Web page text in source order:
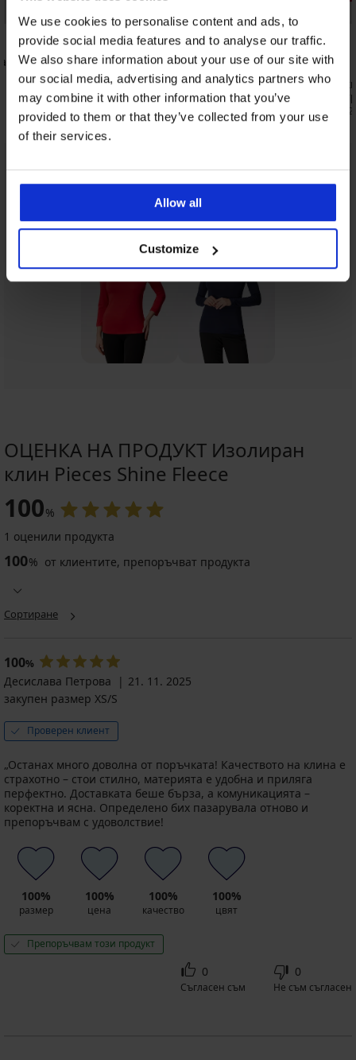
We use cookies to personalise content and ads, to
provide social media features and to analyse our traffic.
We also share information about your use of our site with
our social media, advertising and analytics partners who
may combine it with other information that you’ve
provided to them or that they’ve collected from your use
of their services.
Allow all
Customize
4,3
4,4
Стягащи бикини Simple Push-Up с
висока талия
16,99 € (33,23 лв.)
широки
15,99 €
От същата колекция
ОЦЕНКА НА ПРОДУКТ Изолиран
клин Pieces Shine Fleece
100%
1 оценили продукта
100% от клиентите, препоръчват продукта
Сортиране
100%
Десислава Петрова
21. 11. 2025
закупен размер XS/S
Проверен клиент
„Останах много доволна от поръчката! Качеството на клина е
страхотно – стои стилно, материята е удобна и приляга
перфектно. Доставката беше бърза, а комуникацията –
коректна и ясна. Определено бих пазарувала отново и
препоръчвам с удоволствие!
100%
размер
100%
цена
100%
качество
100%
цвят
Препоръчвам този продукт
0
Съгласен съм
0
Не съм съгласен